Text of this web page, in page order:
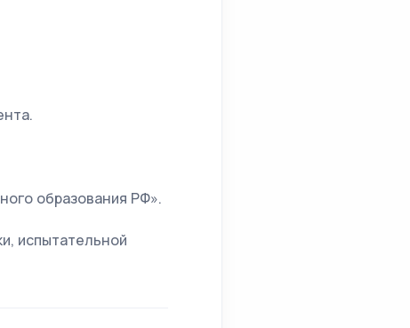
образования РФ».
испытательной